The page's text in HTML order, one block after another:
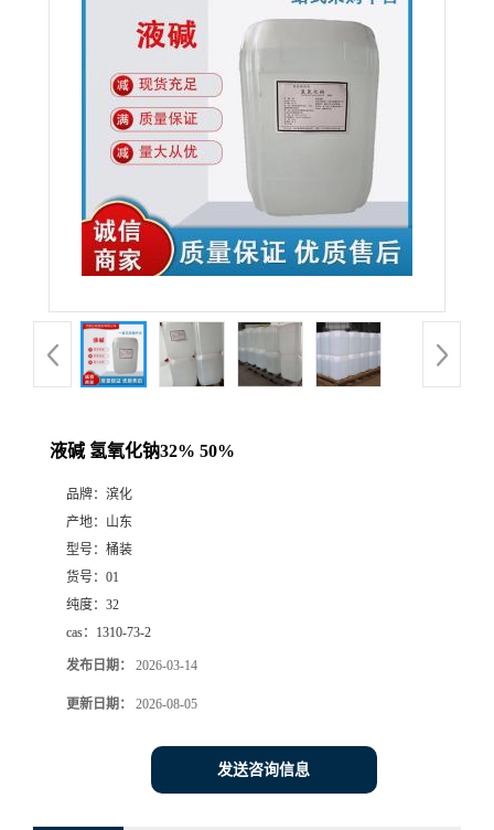
液碱 氢氧化钠32% 50%
品牌： 滨化
产地： 山东
型号： 桶装
货号： 01
纯度： 32
cas： 1310-73-2
发布日期： 2026-03-14
更新日期： 2026-08-05
发送咨询信息